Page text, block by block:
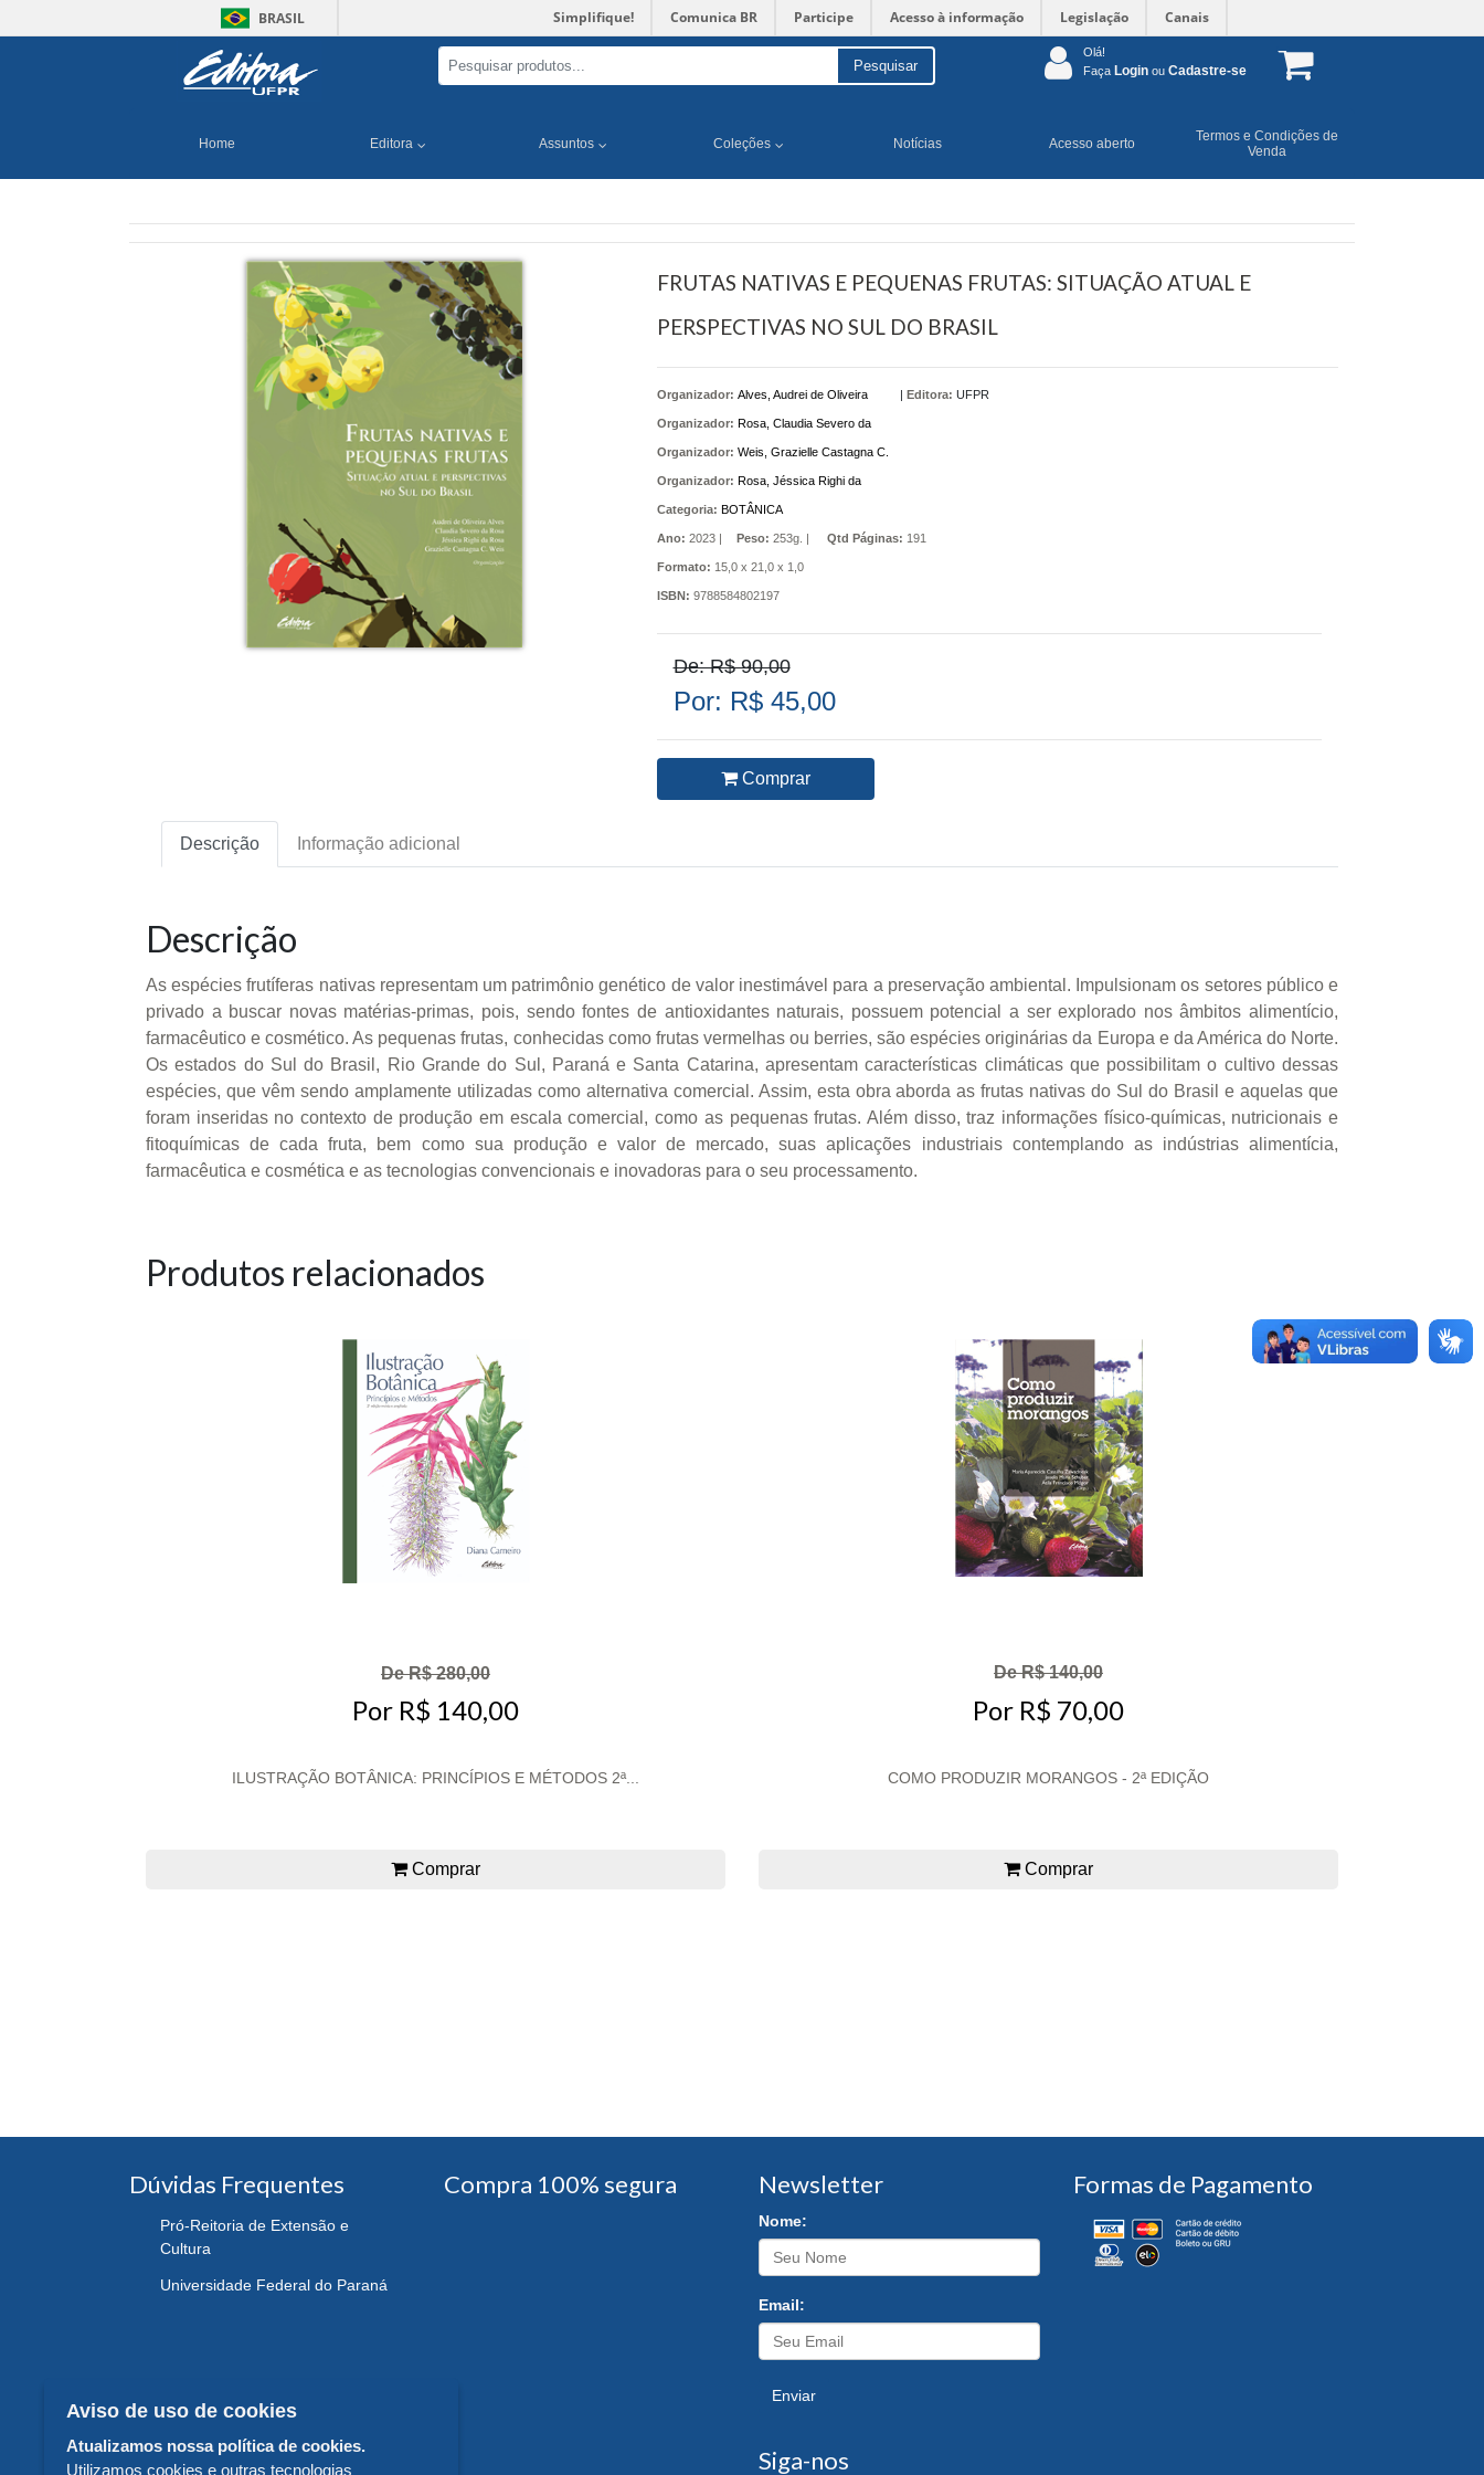
BRASIL Simplifique! Comunica BR Participe Acesso à informação Legislação Canais
Pesquisar
Olá!
Faça Login ou Cadastre-se
Home Editora Assuntos Coleções Notícias Acesso aberto
Termos e Condições de
Venda
FRUTAS NATIVAS E PEQUENAS FRUTAS: SITUAÇÃO ATUAL E
PERSPECTIVAS NO SUL DO BRASIL
Organizador: Alves, Audrei de Oliveira
Organizador: Rosa, Claudia Severo da
Organizador: Weis, Grazielle Castagna C.
Organizador: Rosa, Jéssica Righi da
| Editora: UFPR
Categoria: BOTÂNICA
Ano: 2023 | Peso: 253g. | Qtd Páginas: 191
Formato: 15,0 x 21,0 x 1,0
ISBN: 9788584802197
De: R$ 90,00
Por: R$ 45,00
Comprar
Descrição Informação adicional
Descrição
As espécies frutíferas nativas representam um patrimônio genético de valor inestimável para a preservação ambiental. Impulsionam os setores público e
privado a buscar novas matérias-primas, pois, sendo fontes de antioxidantes naturais, possuem potencial a ser explorado nos âmbitos alimentício,
farmacêutico e cosmético. As pequenas frutas, conhecidas como frutas vermelhas ou berries, são espécies originárias da Europa e da América do Norte.
Os estados do Sul do Brasil, Rio Grande do Sul, Paraná e Santa Catarina, apresentam características climáticas que possibilitam o cultivo dessas
espécies, que vêm sendo amplamente utilizadas como alternativa comercial. Assim, esta obra aborda as frutas nativas do Sul do Brasil e aquelas que
foram inseridas no contexto de produção em escala comercial, como as pequenas frutas. Além disso, traz informações físico-químicas, nutricionais e
fitoquímicas de cada fruta, bem como sua produção e valor de mercado, suas aplicações industriais contemplando as indústrias alimentícia,
farmacêutica e cosmética e as tecnologias convencionais e inovadoras para o seu processamento.
Produtos relacionados
De R$ 280,00
Por R$ 140,00
ILUSTRAÇÃO BOTÂNICA: PRINCÍPIOS E MÉTODOS 2ª...
Comprar
De R$ 140,00
Por R$ 70,00
COMO PRODUZIR MORANGOS - 2ª EDIÇÃO
Comprar
Dúvidas Frequentes
Pró-Reitoria de Extensão e
Cultura
Universidade Federal do Paraná
Compra 100% segura Newsletter
Nome:
Email:
Enviar
Siga-nos
Formas de Pagamento
Aviso de uso de cookies
Atualizamos nossa política de cookies.
Utilizamos cookies e outras tecnologias